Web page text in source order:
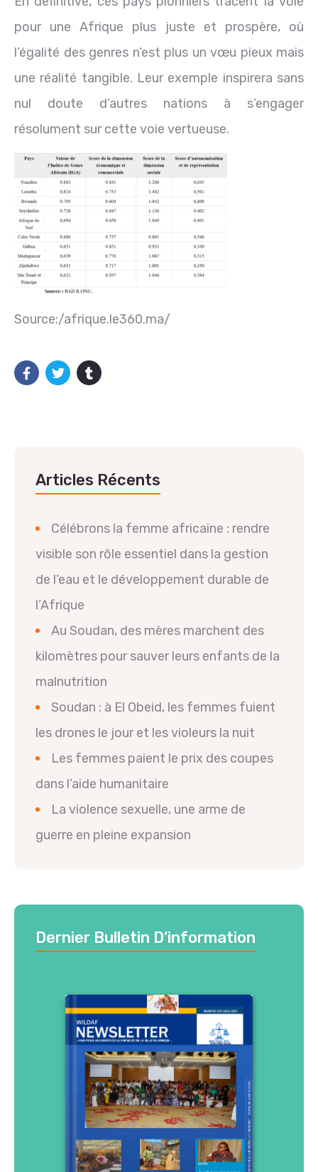
pour une Afrique plus juste et prospère, où
l’égalité des genres n’est plus un vœu pieux mais
une réalité tangible. Leur exemple inspirera sans
nul doute d’autres nations à s’engager
résolument sur cette voie vertueuse.
Source:/afrique.le360.ma/
Articles Récents
Célébrons la femme africaine : rendre
visible son rôle essentiel dans la gestion
de l’eau et le développement durable de
l’Afrique
Au Soudan, des mères marchent des
kilomètres pour sauver leurs enfants de la
malnutrition
Soudan : à El Obeid, les femmes fuient
les drones le jour et les violeurs la nuit
Les femmes paient le prix des coupes
dans l’aide humanitaire
La violence sexuelle, une arme de
guerre en pleine expansion
Dernier Bulletin D’information